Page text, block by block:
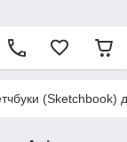
(Sketchbook)